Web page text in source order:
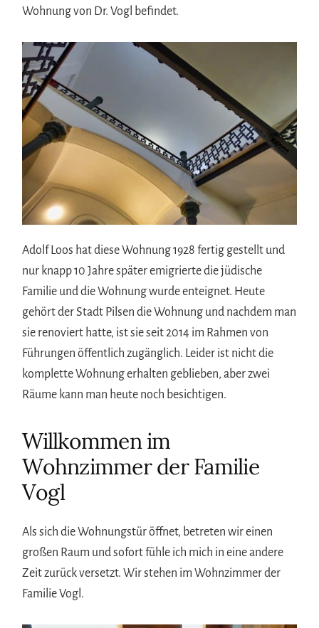
Wohnung von Dr. Vogl befindet.
Adolf Loos hat diese Wohnung 1928 fertig gestellt und
nur knapp 10 Jahre später emigrierte die jüdische
Familie und die Wohnung wurde enteignet. Heute
gehört der Stadt Pilsen die Wohnung und nachdem man
sie renoviert hatte, ist sie seit 2014 im Rahmen von
Führungen öffentlich zugänglich. Leider ist nicht die
komplette Wohnung erhalten geblieben, aber zwei
Räume kann man heute noch besichtigen.
Willkommen im
Wohnzimmer der Familie
Vogl
Als sich die Wohnungstür öffnet, betreten wir einen
großen Raum und sofort fühle ich mich in eine andere
Zeit zurück versetzt. Wir stehen im Wohnzimmer der
Familie Vogl.